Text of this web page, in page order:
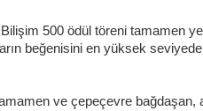
Bilişim 500 ödül töreni tamamen
beğenisini en yüksek
ve çepeçevre bağdaşan,